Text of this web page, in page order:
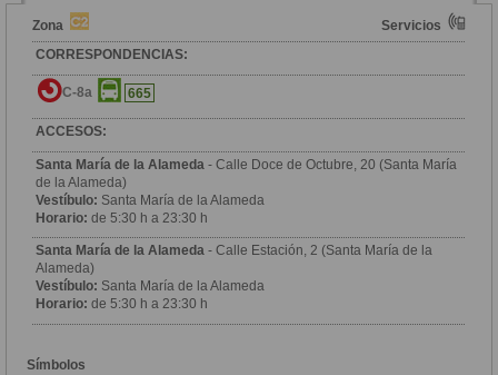
Zona
Servicios
CORRESPONDENCIAS:
C-8a 665
ACCESOS:
Santa María de la Alameda - Calle Doce de Octubre, 20 (Santa María
de la Alameda)
Vestíbulo: Santa María de la Alameda
Horario: de 5:30 h a 23:30 h
Santa María de la Alameda - Calle Estación, 2 (Santa María de la
Alameda)
Vestíbulo: Santa María de la Alameda
Horario: de 5:30 h a 23:30 h
Símbolos